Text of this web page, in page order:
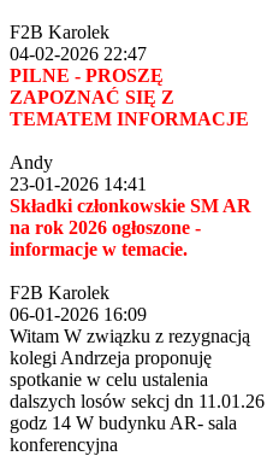
F2B Karolek
04-02-2026 22:47
PILNE - PROSZĘ
ZAPOZNAĆ SIĘ Z
TEMATEM INFORMACJE
Andy
23-01-2026 14:41
Składki członkowskie SM AR
na rok 2026 ogłoszone -
informacje w temacie.
F2B Karolek
06-01-2026 16:09
Witam W związku z rezygnacją
kolegi Andrzeja proponuję
spotkanie w celu ustalenia
dalszych losów sekcj dn 11.01.26
godz 14 W budynku AR- sala
konferencyjna